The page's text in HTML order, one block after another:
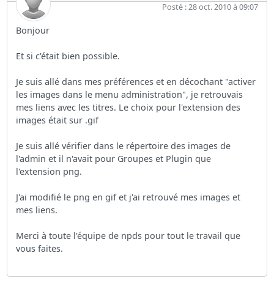
Posté : 28 oct. 2010 à 09:07
Bonjour
Et si c'était bien possible.
Je suis allé dans mes préférences et en décochant "activer
les images dans le menu administration", je retrouvais
mes liens avec les titres. Le choix pour l'extension des
images était sur .gif
Je suis allé vérifier dans le répertoire des images de
l'admin et il n'avait pour Groupes et Plugin que
l'extension png.
J'ai modifié le png en gif et j'ai retrouvé mes images et
mes liens.
Merci à toute l'équipe de npds pour tout le travail que
vous faites.